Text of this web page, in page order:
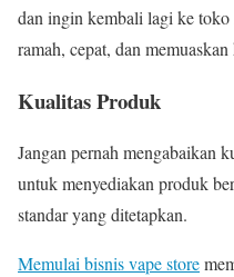
dan ingin kembali lagi ke
ramah, cepat, dan
Kualitas Produk
Jangan pernah mengabaikan
untuk menyediakan produk
standar yang ditetapkan.
Memulai bisnis vape store